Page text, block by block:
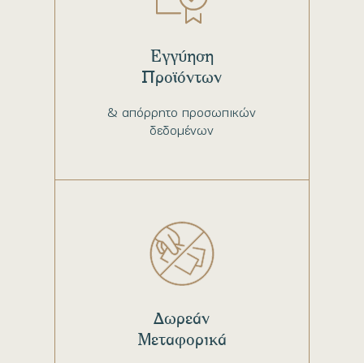
& απόρρητο προσωπικών
δεδομένων
Εγγύηση
Προϊόντων
Δωρεάν
Μεταφορικά